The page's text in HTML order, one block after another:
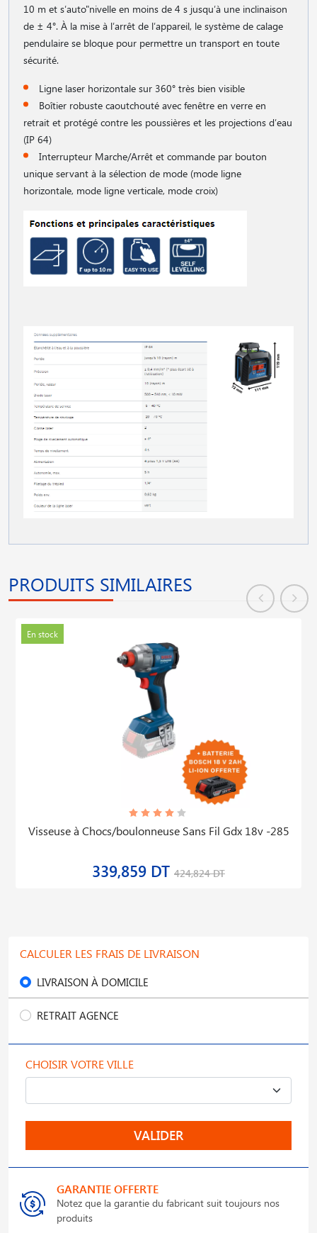
10 m et s′auto"nivelle en moins de 4 s jusqu′à une inclinaison
de ± 4°. À la mise à l′arrêt de l′appareil, le système de calage
pendulaire se bloque pour permettre un transport en toute
sécurité.
Ligne laser horizontale sur 360° très bien visible
Boîtier robuste caoutchouté avec fenêtre en verre en
retrait et protégé contre les poussières et les projections d′eau
(IP 64)
Interrupteur Marche/Arrêt et commande par bouton
unique servant à la sélection de mode (mode ligne
horizontale, mode ligne verticale, mode croix)
PRODUITS SIMILAIRES
En stock
Gbs 750 Professionnel Ponceuse à Bande
328,743 DT 410,928 DT
CALCULER LES FRAIS DE LIVRAISON
LIVRAISON À DOMICILE
RETRAIT AGENCE
CHOISIR VOTRE VILLE
VALIDER
GARANTIE OFFERTE
Notez que la garantie du fabricant suit toujours nos
produits